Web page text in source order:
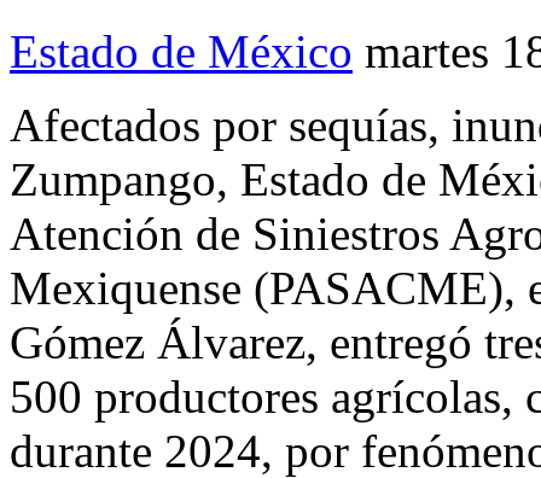
Estado de México martes
Afectados por sequías,
Zumpango, Estado de
Atención de Siniestros
Mexiquense (PASACME),
Gómez Álvarez, entregó
500 productores agrícolas,
durante 2024, por